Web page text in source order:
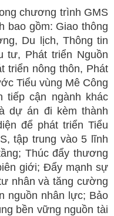
chương trình GMS
bao gồm: Giao thông
Du lịch, Thông tin
tư, Phát triển Nguồn
triển nông thôn, Phát
Tiểu vùng Mê Công
tiếp cận ngành khác
dự án đi kèm thành
để phát triển Tiểu
tập trung vào 5 lĩnh
Thúc đẩy thương
giới; Đẩy mạnh sự
nhân và tăng cường
nguồn nhân lực; Bảo
bền vững nguồn tài